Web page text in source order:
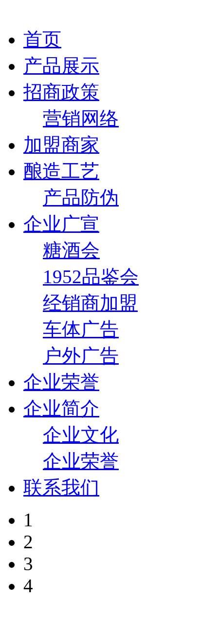
首页
产品展示
招商政策
营销网络
加盟商家
酿造工艺
产品防伪
企业广宣
糖酒会
1952品鉴会
经销商加盟
车体广告
户外广告
企业荣誉
企业简介
企业文化
企业荣誉
联系我们
1
2
3
4